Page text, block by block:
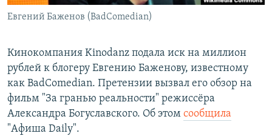
Все сайты РСЕ/РС
Евгений Баженов (BadComedian)
Кинокомпания Kinodanz подала иск на миллион
рублей к блогеру Евгению Баженову, известному
как BadComedian. Претензии вызвал его обзор на
фильм "За гранью реальности" режиссёра
Александра Богуславского. Об этом сообщила
"Афиша Daily".